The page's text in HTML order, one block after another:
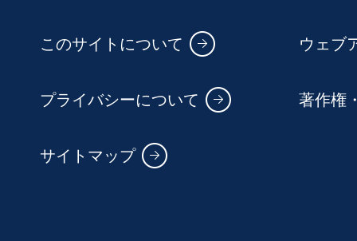
このサイトについて ウェブ
プライバシーについて 著作権
サイトマップ